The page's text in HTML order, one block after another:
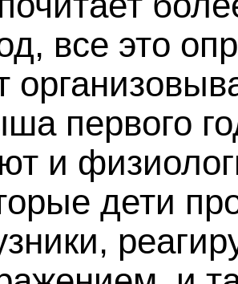
все это
первого
и
дети